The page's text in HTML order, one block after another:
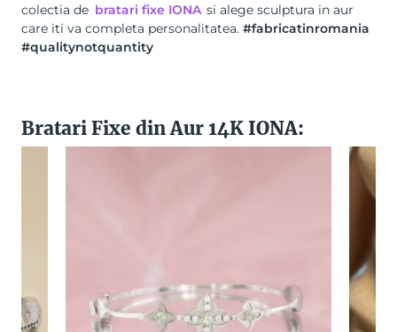
colectia de bratari fixe IONA si alege sculptura in aur
care iti va completa personalitatea. #fabricatinromania
#qualitynotquantity
Bratari Fixe din Aur 14K IONA: